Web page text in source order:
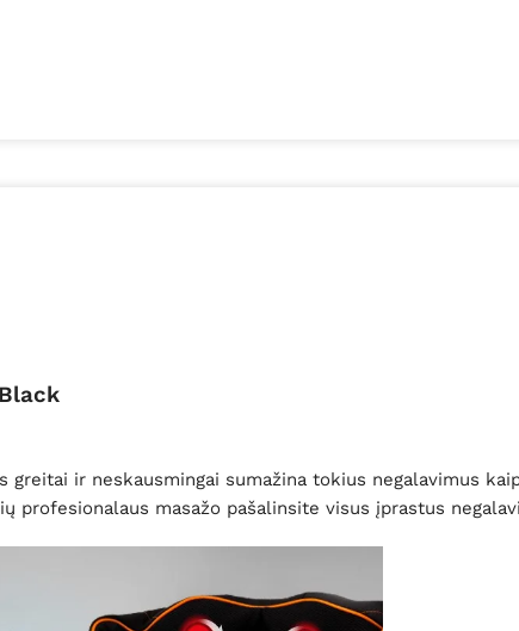
ir neskausmingai sumažina tokius negalavimus
profesionalaus masažo pašalinsite visus įprastus